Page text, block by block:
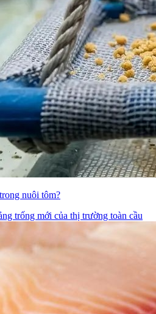
nuôi tôm?
trống mới của thị trường toàn cầu